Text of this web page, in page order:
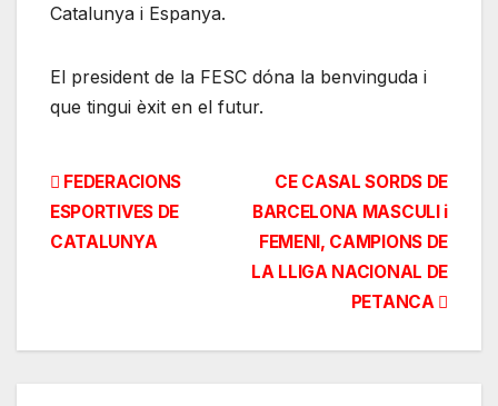
Catalunya i Espanya.
El president de la FESC dóna la benvinguda i
que tingui èxit en el futur.
Navegación
de
CE CASAL SORDS DE
BARCELONA MASCULI i
FEMENI, CAMPIONS DE
LA LLIGA NACIONAL DE
PETANCA
FEDERACIONS
ESPORTIVES DE
CATALUNYA